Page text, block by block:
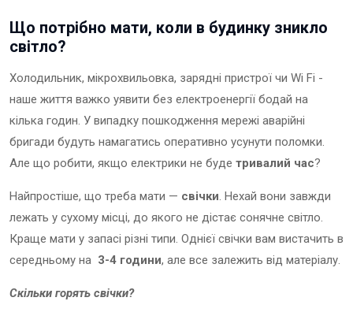
Що потрібно мати, коли в будинку зникло
світло?
Холодильник, мікрохвильовка, зарядні пристрої чи Wi Fi -
наше життя важко уявити без електроенергії бодай на
кілька годин. У випадку пошкодження мережі аварійні
бригади будуть намагатись оперативно усунути поломки.
Але що робити, якщо електрики не буде тривалий час?
Найпростіше, що треба мати — свічки. Нехай вони завжди
лежать у сухому місці, до якого не дістає сонячне світло.
Краще мати у запасі різні типи. Однієї свічки вам вистачить в
середньому на 3-4 години, але все залежить від матеріалу.
Скільки горять свічки?